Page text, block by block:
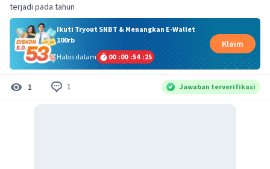
terjadi pada tahun
Ikuti Tryout SNBT & Menangkan E-Wallet
100rb
Habis dalam
00 :00 :54 :24
Klaim
1 1 Jawaban terverifikasi